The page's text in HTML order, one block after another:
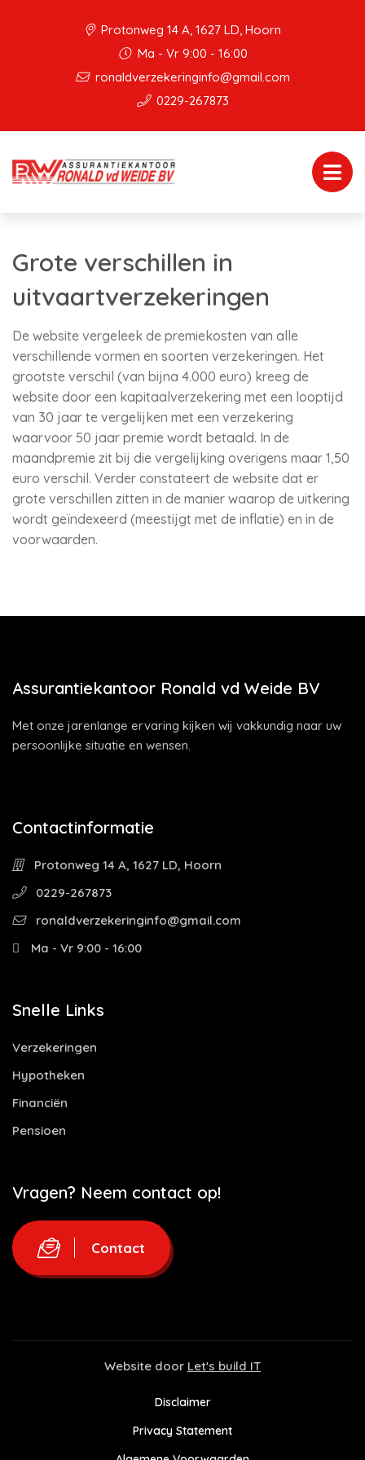
Protonweg 14 A, 1627 LD, Hoorn
Ma - Vr 9:00 - 16:00
ronaldverzekeringinfo@gmail.com
0229-267873
Grote verschillen in
uitvaartverzekeringen
De website vergeleek de premiekosten van alle
verschillende vormen en soorten verzekeringen. Het
grootste verschil (van bijna 4.000 euro) kreeg de
website door een kapitaalverzekering met een looptijd
van 30 jaar te vergelijken met een verzekering
waarvoor 50 jaar premie wordt betaald. In de
maandpremie zit bij die vergelijking overigens maar 1,50
euro verschil. Verder constateert de website dat er
grote verschillen zitten in de manier waarop de uitkering
wordt geïndexeerd (meestijgt met de inflatie) en in de
voorwaarden.
Assurantiekantoor Ronald vd Weide BV
Met onze jarenlange ervaring kijken wij vakkundig naar uw
persoonlijke situatie en wensen.
Contactinformatie
Protonweg 14 A, 1627 LD, Hoorn
0229-267873
ronaldverzekeringinfo@gmail.com
Ma - Vr 9:00 - 16:00
Snelle Links
Verzekeringen
Hypotheken
Financiën
Pensioen
Vragen? Neem contact op!
Contact
Website door Let's build IT
Disclaimer
Privacy Statement